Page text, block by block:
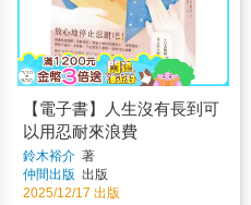
【電子書】人生沒有長到可
以用忍耐來浪費
鈴木裕介 著
仲間出版 出版
2025/12/17 出版